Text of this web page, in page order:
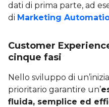
dati di prima parte, ad
di Marketing
Customer
cinque fasi
Nello sviluppo di
prioritario garantire un’
fluida, semplice ed